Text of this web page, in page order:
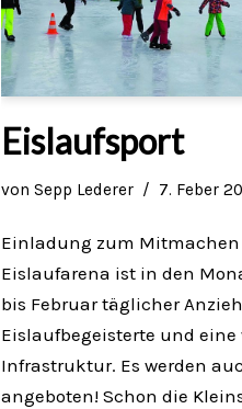
Eislaufsport
von Sepp Lederer 7. Feber
Einladung zum Mitmachen
Eislaufarena ist in den
bis Februar täglicher
Eislaufbegeisterte und
Infrastruktur. Es werden
angeboten! Schon die